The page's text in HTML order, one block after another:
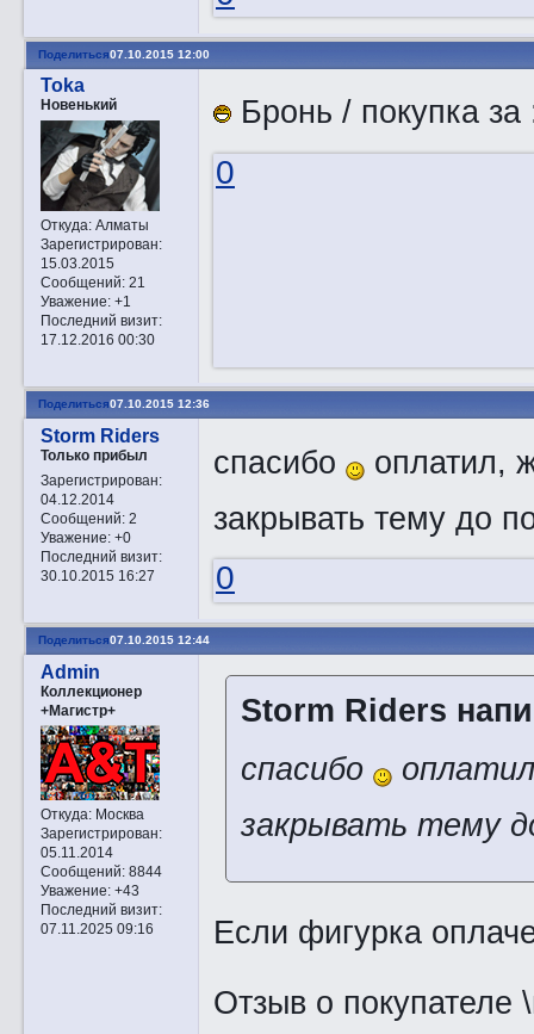
Поделиться07.10.2015 12:00
Toka
Новенький
Откуда:Алматы
Зарегистрирован:
15.03.2015
Сообщений:21
Уважение: +1
Последний визит:
17.12.2016 00:30
Бронь / покупка за
0
Поделиться07.10.2015 12:36
Storm Riders
Только прибыл
Зарегистрирован:
04.12.2014
Сообщений:2
Уважение: +0
Последний визит:
30.10.2015 16:27
спасибо
оплатил,
закрывать тему до
0
Поделиться07.10.2015 12:44
Admin
Коллекционер
+Магистр+
Откуда:Москва
Зарегистрирован:
05.11.2014
Сообщений:8844
Уважение: +43
Последний визит:
07.11.2025 09:16
Storm Riders
спасибо
закрывать тему
Если фигурка
Отзыв о покупателе